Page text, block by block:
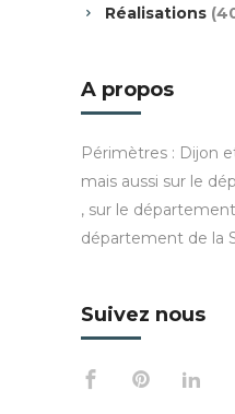
Réalisations
A propos
Périmètres : Dijon
mais aussi sur le
, sur le
département de la
Suivez nous